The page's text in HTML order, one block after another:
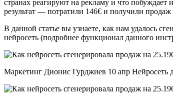
странах реагируют на рекламу и что побуждает
результат — потратили 146€ и получили продаж
В данной статье вы узнаете, как нам удалось
нейросеть (подробнее функционал данного
Маркетинг Дионис Гурджиев 10 апр Нейросеть